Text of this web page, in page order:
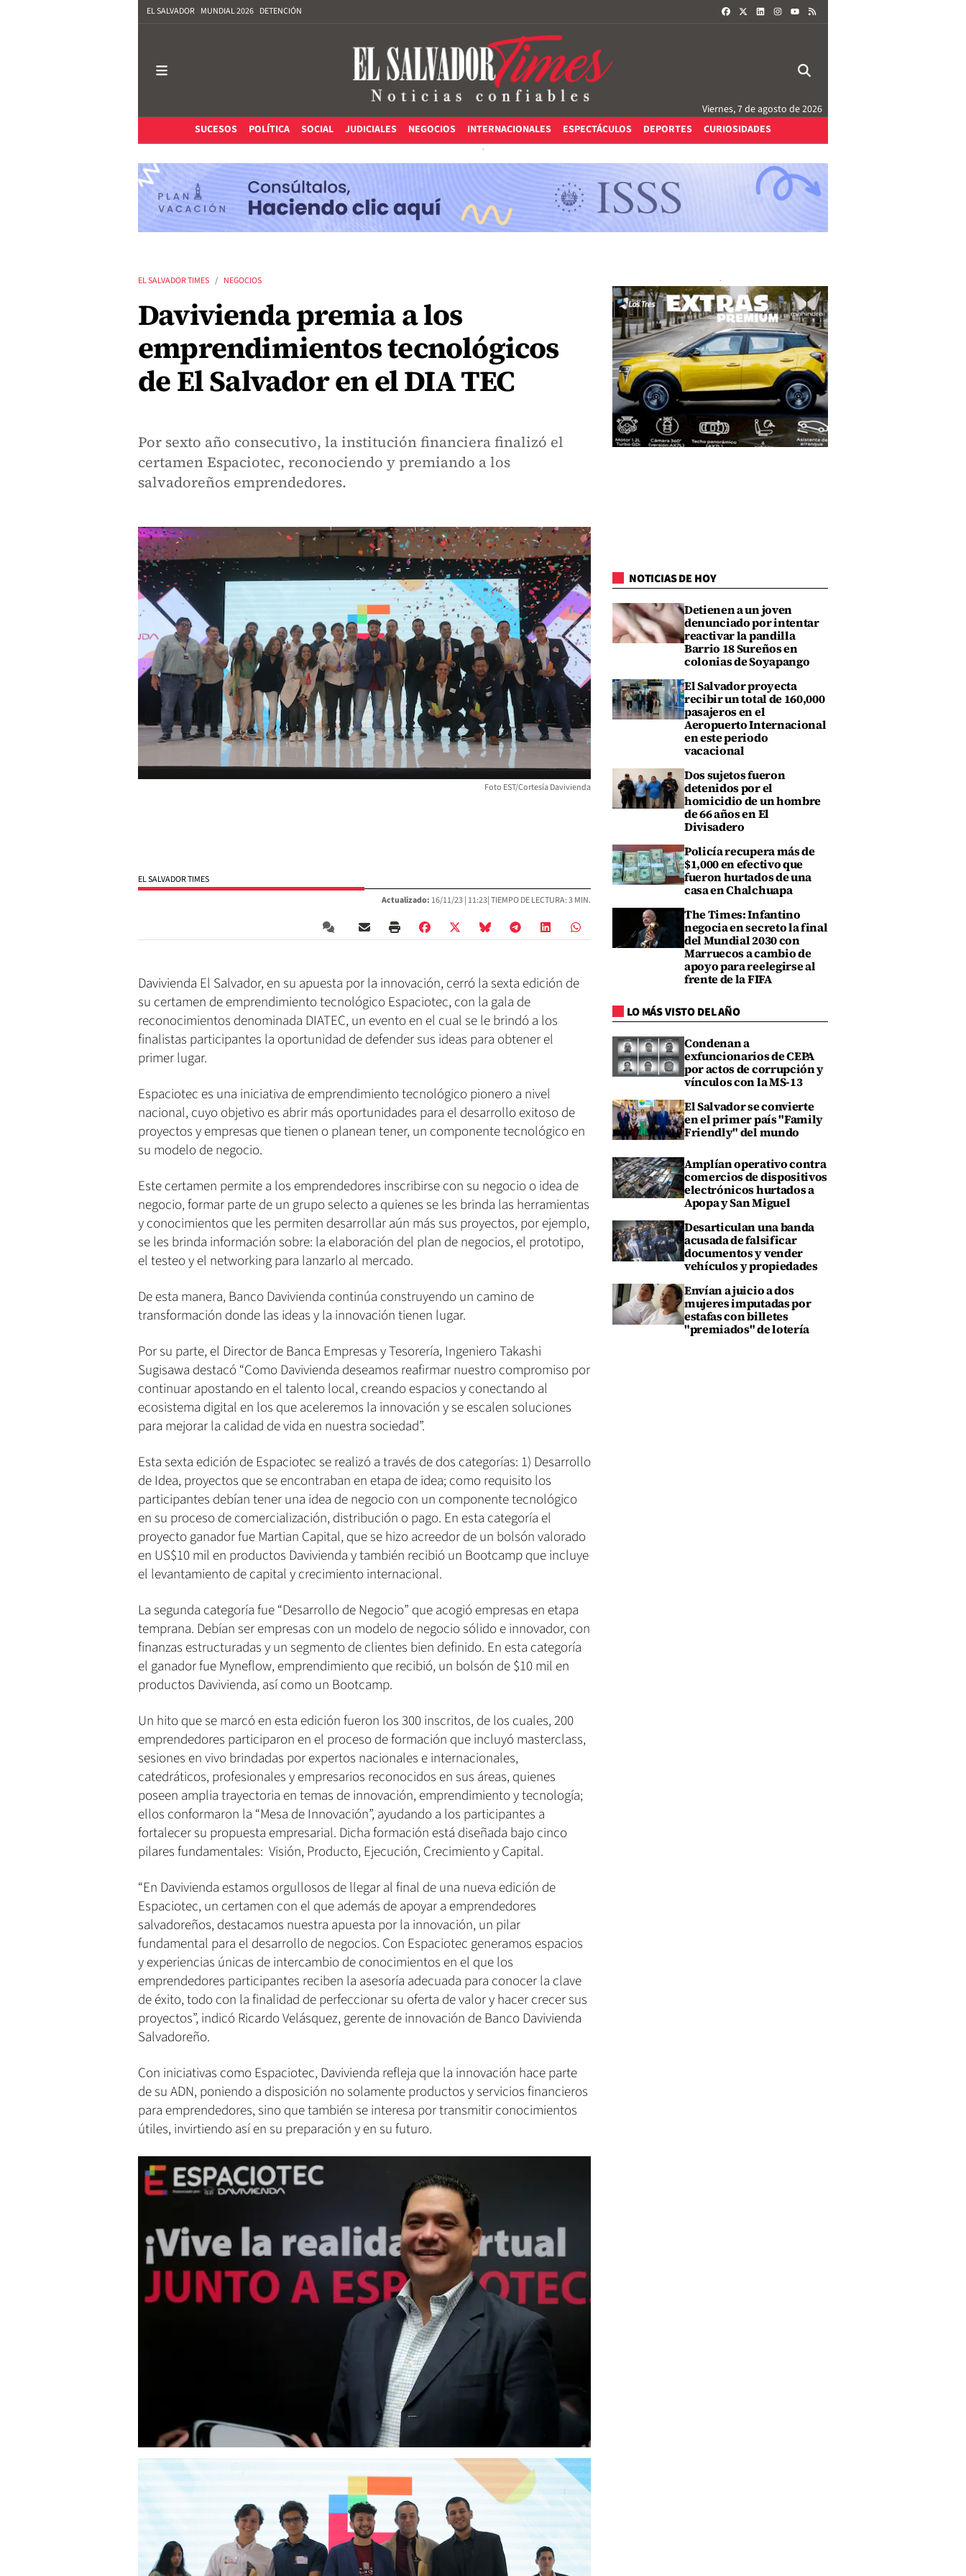
EL SALVADOR MUNDIAL 2026 DETENCIÓN FACEBOOKLINKEDININSTAGRAM
Viernes, 7 de agosto de 2026
SUCESOS
POLÍTICA SOCIAL JUDICIALES NEGOCIOS INTERNACIONALES ESPECTÁCULOS DEPORTES CURIOSIDADES
EL SALVADOR TIMES NEGOCIOS
Davivienda premia a los
emprendimientos tecnológicos
de El Salvador en el DIA TEC
Por sexto año consecutivo, la institución financiera finalizó el
certamen Espaciotec, reconociendo y premiando a los
salvadoreños emprendedores.
Foto EST/Cortesía Davivienda
EL SALVADOR TIMES
Actualizado: 16/11/23 | 11:23| TIEMPO DE LECTURA: 3 MIN.
Davivienda El Salvador, en su apuesta por la innovación, cerró la sexta edición de
su certamen de emprendimiento tecnológico Espaciotec, con la gala de
reconocimientos denominada DIATEC, un evento en el cual se le brindó a los
finalistas participantes la oportunidad de defender sus ideas para obtener el
primer lugar.
Espaciotec es una iniciativa de emprendimiento tecnológico pionero a nivel
nacional, cuyo objetivo es abrir más oportunidades para el desarrollo exitoso de
proyectos y empresas que tienen o planean tener, un componente tecnológico en
su modelo de negocio.
Este certamen permite a los emprendedores inscribirse con su negocio o idea de
negocio, formar parte de un grupo selecto a quienes se les brinda las herramientas
y conocimientos que les permiten desarrollar aún más sus proyectos, por ejemplo,
se les brinda información sobre: la elaboración del plan de negocios, el prototipo,
el testeo y el networking para lanzarlo al mercado.
De esta manera, Banco Davivienda continúa construyendo un camino de
transformación donde las ideas y la innovación tienen lugar.
Por su parte, el Director de Banca Empresas y Tesorería, Ingeniero Takashi
Sugisawa destacó “Como Davivienda deseamos reafirmar nuestro compromiso por
continuar apostando en el talento local, creando espacios y conectando al
ecosistema digital en los que aceleremos la innovación y se escalen soluciones
para mejorar la calidad de vida en nuestra sociedad”.
Esta sexta edición de Espaciotec se realizó a través de dos categorías: 1) Desarrollo
de Idea, proyectos que se encontraban en etapa de idea; como requisito los
participantes debían tener una idea de negocio con un componente tecnológico
en su proceso de comercialización, distribución o pago. En esta categoría el
proyecto ganador fue Martian Capital, que se hizo acreedor de un bolsón valorado
en US$10 mil en productos Davivienda y también recibió un Bootcamp que incluye
el levantamiento de capital y crecimiento internacional.
La segunda categoría fue “Desarrollo de Negocio” que acogió empresas en etapa
temprana. Debían ser empresas con un modelo de negocio sólido e innovador, con
finanzas estructuradas y un segmento de clientes bien definido. En esta categoría
el ganador fue Myneflow, emprendimiento que recibió, un bolsón de $10 mil en
productos Davivienda, así como un Bootcamp.
Un hito que se marcó en esta edición fueron los 300 inscritos, de los cuales, 200
emprendedores participaron en el proceso de formación que incluyó masterclass,
sesiones en vivo brindadas por expertos nacionales e internacionales,
catedráticos, profesionales y empresarios reconocidos en sus áreas, quienes
poseen amplia trayectoria en temas de innovación, emprendimiento y tecnología;
ellos conformaron la “Mesa de Innovación”, ayudando a los participantes a
fortalecer su propuesta empresarial. Dicha formación está diseñada bajo cinco
pilares fundamentales: Visión, Producto, Ejecución, Crecimiento y Capital.
“En Davivienda estamos orgullosos de llegar al final de una nueva edición de
Espaciotec, un certamen con el que además de apoyar a emprendedores
salvadoreños, destacamos nuestra apuesta por la innovación, un pilar
fundamental para el desarrollo de negocios. Con Espaciotec generamos espacios
y experiencias únicas de intercambio de conocimientos en el que los
emprendedores participantes reciben la asesoría adecuada para conocer la clave
de éxito, todo con la finalidad de perfeccionar su oferta de valor y hacer crecer sus
proyectos”, indicó Ricardo Velásquez, gerente de innovación de Banco Davivienda
Salvadoreño.
Con iniciativas como Espaciotec, Davivienda refleja que la innovación hace parte
de su ADN, poniendo a disposición no solamente productos y servicios financieros
para emprendedores, sino que también se interesa por transmitir conocimientos
útiles, invirtiendo así en su preparación y en su futuro.
NOTICIAS DE HOY
Detienen a un joven
denunciado por intentar
reactivar la pandilla
Barrio 18 Sureños en
colonias de Soyapango
El Salvador proyecta
recibir un total de 160,000
pasajeros en el
Aeropuerto Internacional
en este periodo
vacacional
Dos sujetos fueron
detenidos por el
homicidio de un hombre
de 66 años en El
Divisadero
Policía recupera más de
$1,000 en efectivo que
fueron hurtados de una
casa en Chalchuapa
The Times: Infantino
negocia en secreto la final
del Mundial 2030 con
Marruecos a cambio de
apoyo para reelegirse al
frente de la FIFA
LO MÁS VISTO DEL AÑO
Condenan a
exfuncionarios de CEPA
por actos de corrupción y
vínculos con la MS-13
El Salvador se convierte
en el primer país "Family
Friendly" del mundo
Amplían operativo contra
comercios de dispositivos
electrónicos hurtados a
Apopa y San Miguel
Desarticulan una banda
acusada de falsificar
documentos y vender
vehículos y propiedades
Envían a juicio a dos
mujeres imputadas por
estafas con billetes
"premiados" de lotería